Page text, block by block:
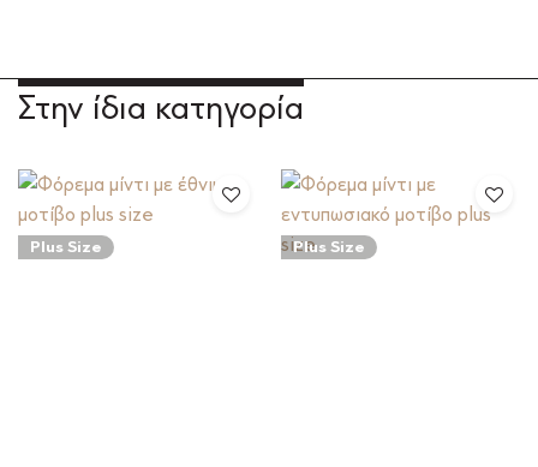
Στην ίδια κατηγορία
Plus Size Plus Size